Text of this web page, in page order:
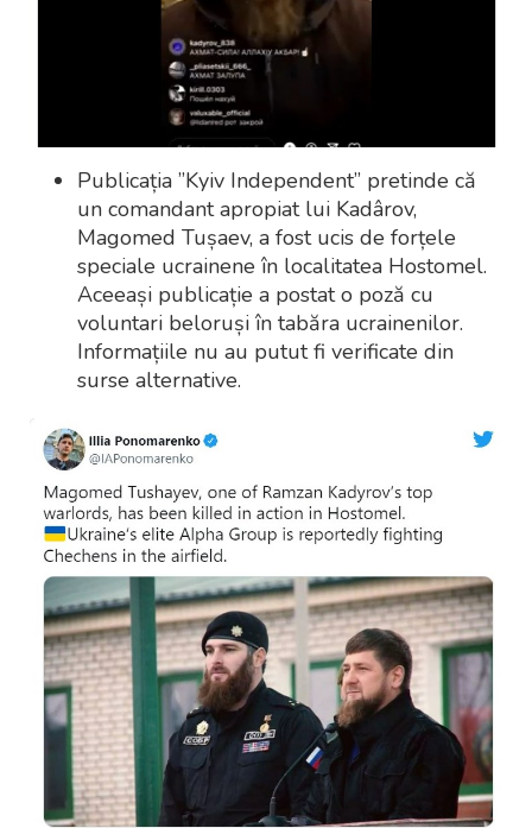
Publicația ”Kyiv Independent” pretinde că
un comandant apropiat lui Kadârov,
Magomed Tușaev, a fost ucis de forțele
speciale ucrainene în localitatea Hostomel.
Aceeași publicație a postat o poză cu
voluntari beloruși în tabăra ucrainenilor.
Informațiile nu au putut fi verificate din
surse alternative.